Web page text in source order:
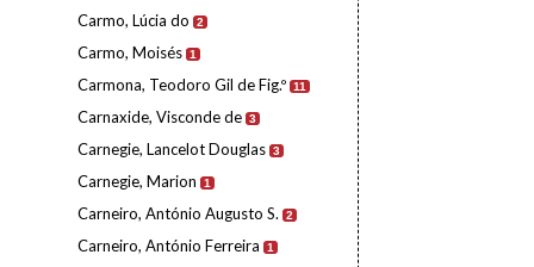
Carmo, Lúcia do 2
Carmo, Moisés 1
Carmona, Teodoro Gil de Fig.º 11
Carnaxide, Visconde de 3
Carnegie, Lancelot Douglas 3
Carnegie, Marion 1
Carneiro, António Augusto S. 2
Carneiro, António Ferreira 1